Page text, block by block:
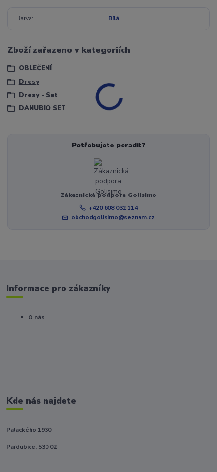
Barva Bílá
Zboží zařazeno v kategoriích
OBLEČENÍ
Dresy
Dresy - Set
DANUBIO SET
Potřebujete poradit?
Zákaznická podpora Golisimo
+420 608 032 114
obchodgolisimo@seznam.cz
Informace pro zákazníky
O nás
Kde nás najdete
Palackého 1930
Pardubice, 530 02